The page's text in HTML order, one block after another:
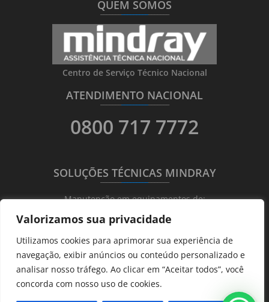
Valorizamos sua privacidade
Utilizamos cookies para aprimorar sua experiência de
navegação, exibir anúncios ou conteúdo personalizado e
analisar nosso tráfego. Ao clicar em “Aceitar todos”, você
concorda com nosso uso de cookies.
QUEM SOMOS
_______________________
Centro de Serviço Técnico Nacional
ATENDIMENTO NACIONAL
_______________________
0800 717 7772
SOLUÇÕES TÉCNICAS MINDRAY
_______________________
Manutenção em equipamentos de:
Ultrassonografia
Ecocardiografia
Transdutores
Hematológicos